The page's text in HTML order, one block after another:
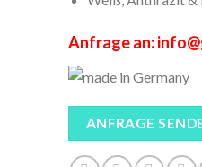
Anfrage an: